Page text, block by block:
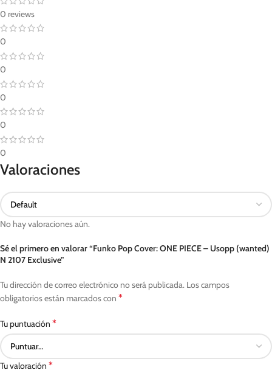
0 reviews
0
0
0
0
0
Valoraciones
No hay valoraciones aún.
Sé el primero en valorar “Funko Pop Cover: ONE PIECE – Usopp (wanted)
N 2107 Exclusive”
Tu dirección de correo electrónico no será publicada. Los campos
obligatorios están marcados con *
Tu puntuación *
Tu valoración *